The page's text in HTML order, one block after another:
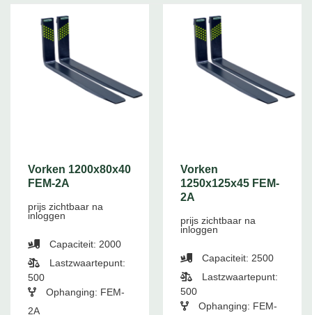
Vorken 1200x80x40
FEM-2A
prijs zichtbaar na
inloggen
Capaciteit: 2000
Lastzwaartepunt:
500
Ophanging: FEM-
2A
Vorken
1250x125x45 FEM-
2A
prijs zichtbaar na
inloggen
Capaciteit: 2500
Lastzwaartepunt:
500
Ophanging: FEM-